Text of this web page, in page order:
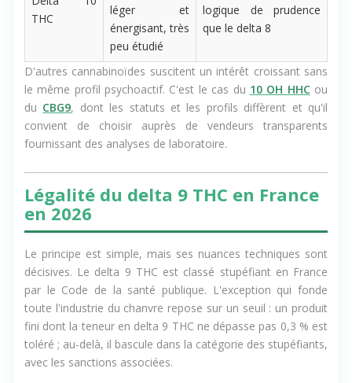
Delta 10
comme plus
léger et
énergisant, très
peu étudié
Statut incertain, même
logique de prudence
D'autres cannabinoïdes suscitent un intérêt croissant sans
le même profil psychoactif. C'est le cas du10 OH HHCou
duCBG9
, dont les statuts et les profils diffèrent et qu'il
convient de choisir auprès de vendeurs transparents
Légalité du delta 9 THC en France
en 2026
Le principe est simple, mais ses nuances techniques sont
décisives. Le delta 9 THC est classé stupéfiant en France
par le Code de la santé publique. L'exception qui fonde
toute l'industrie du chanvre repose sur un seuil : un produit
fini dont la teneur en delta 9 THC ne dépasse pas 0,3 % est
toléré ; au-delà, il bascule dans la catégorie des stupéfiants,